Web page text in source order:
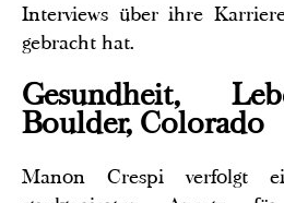
Interviews über ihre
gebracht hat.
Gesundheit,
Boulder, Colorado
Manon Crespi verfolgt